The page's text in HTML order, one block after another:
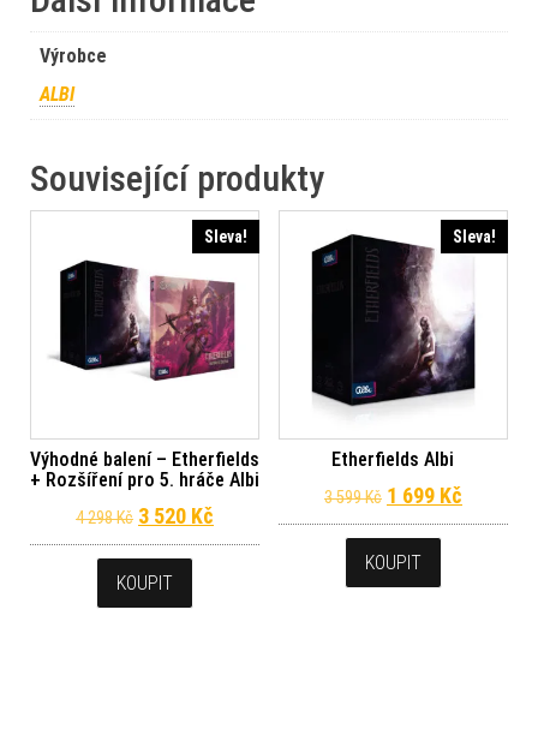
Výrobce
ALBI
Související produkty
Sleva!
Výhodné balení – Etherfields
+ Rozšíření pro 5. hráče Albi
4 298Kč Původní cena byla: 4 298 Kč.
3 520 Kč Aktuální cena je: 3 520 Kč.
KOUPIT
Sleva!
Etherfields Albi
3 599Kč Původní cena
1 699 KčAktuální
KOUPIT